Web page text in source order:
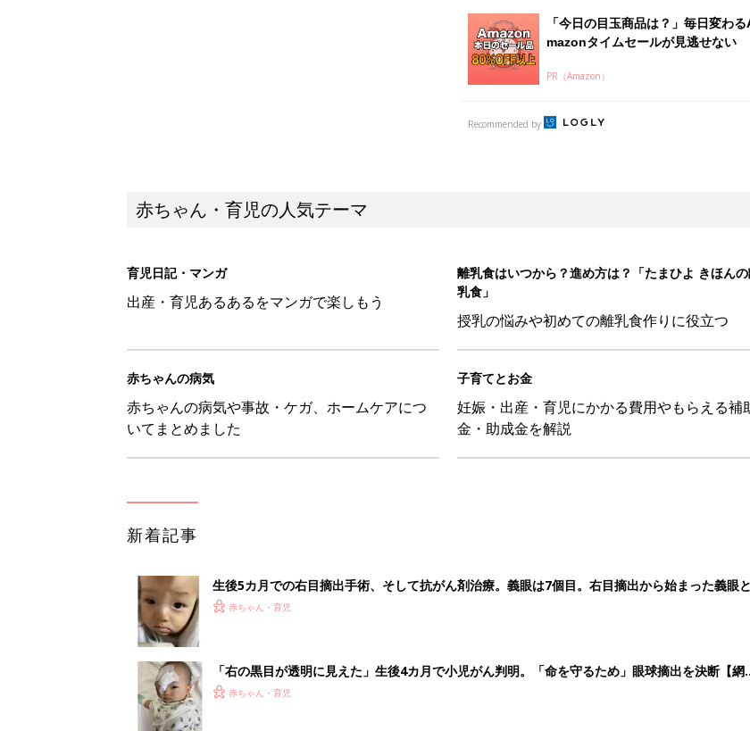
授乳の悩みや初めての離乳食作りに役立つ
子育てとお金
妊娠・出産・育児にかかる費用やもらえる補助
金・助成金を解説
生後5カ月での右目摘出手術、そして抗がん剤治療。義眼は7個目。右目摘出から始まった義眼と
の生活【網膜芽細胞腫】
赤ちゃん・育児
「右の黒目が透明に見えた」生後4カ月で小児がん判明。「命を守るため」眼球摘出を決断【網膜
赤ちゃん・育児
セリア「優秀すぎる」「小さめバッグにもぴったり」話題のポーチ5選
1 2 3 4 5 >